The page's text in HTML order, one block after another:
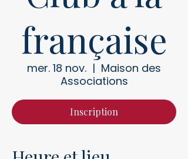
française
mer. 18 nov.
  |
Maison des
Associations
Inscription